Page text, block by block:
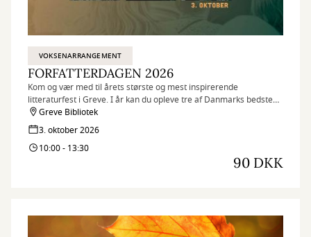
VOKSENARRANGEMENT
FORFATTERDAGEN 2026
Kom og vær med til årets største og mest inspirerende
litteraturfest i Greve. I år kan du opleve tre af Danmarks bedste
forfattere.
Greve Bibliotek
3. oktober 2026
10:00 - 13:30
90 DKK